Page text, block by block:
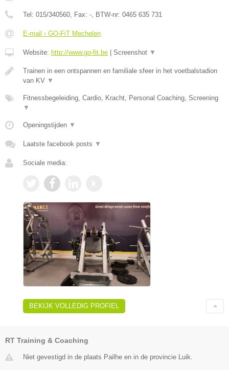
Tel: 015/340560 , Fax: - , BTW-nr: 0465 635 731
E-mail › GO-FiT Mechelen
Website: http://www.go-fit.be | Screenshot ▼
Trainen in een ontspannen en familiale sfeer in het voetbalstadion
van KV ▼
Fitnessbegeleiding, Cardio, Kracht, Personal Coaching, Screening
▼
Openingstijden ▼
Laatste facebook posts ▼
Sociale media:
BEKIJK VOLLEDIG PROFIEL
RT Training & Coaching
Niet gevestigd in de plaats Pailhe en in de provincie Luik.